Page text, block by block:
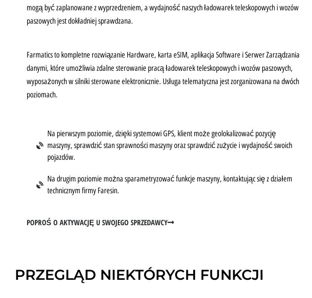
mogą być zaplanowane z wyprzedzeniem, a wydajność naszych ładowarek teleskopowych i wozów
paszowych jest dokładniej sprawdzana.
Farmatics to kompletne rozwiązanie Hardware, karta eSIM, aplikacja Software i Serwer Zarządzania
danymi, które umożliwia zdalne sterowanie pracą ładowarek teleskopowych i wozów paszowych,
wyposażonych w silniki sterowane elektronicznie. Usługa telematyczna jest zorganizowana na dwóch
poziomach.
Na pierwszym poziomie, dzięki systemowi GPS, klient może geolokalizować pozycję
maszyny, sprawdzić stan sprawności maszyny oraz sprawdzić zużycie i wydajność swoich
pojazdów.
Na drugim poziomie można sparametryzować funkcje maszyny, kontaktując się z działem
technicznym firmy Faresin.
POPROŚ O AKTYWACJĘ U SWOJEGO SPRZEDAWCY
PRZEGLĄD NIEKTÓRYCH FUNKCJI